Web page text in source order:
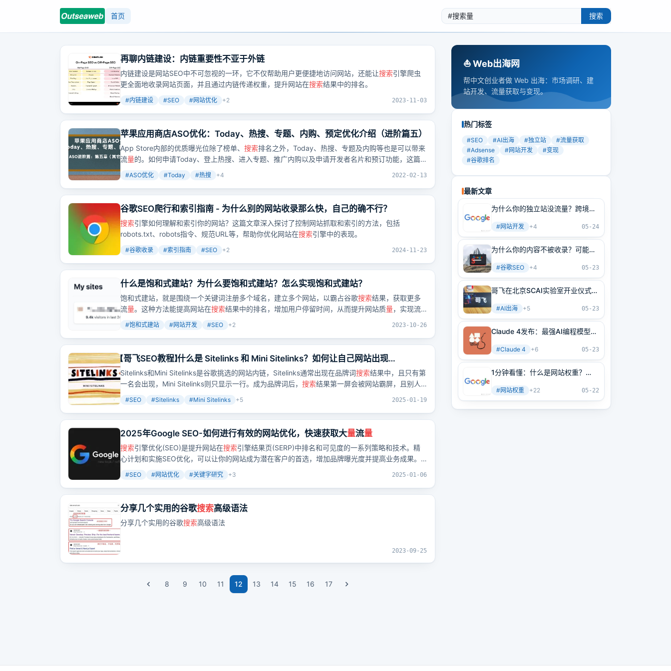
首页 搜索
再聊内链建设：内链重要性不亚于外链
内链建设是网站SEO中不可忽视的一环，它不仅帮助用户更便捷地访问网站，还能让搜索引擎爬虫
更全面地收录网站页面，并且通过内链传递权重，提升网站在搜索结果中的排名。
#内链建设 #SEO #网站优化 +2 2023-11-03
苹果应用商店ASO优化：Today、热搜、专题、内购、预定优化介绍（进阶篇五）
App Store内部的优质曝光位除了榜单、 搜索排名之外，Today、热搜、专题及内购等也是可以带来
流量的。如何申请Today、登上热搜、进入专题、推广内购以及申请开发者名片和预订功能，这篇
文章都给出了详细的指导和建议。
#ASO优化 #Today #热搜 +4 2022-02-13
谷歌SEO爬行和索引指南 - 为什么别的网站收录那么快，自己的确不行？
搜索引擎如何理解和索引你的网站？这篇文章深入探讨了控制网站抓取和索引的方法，包括
robots.txt、robots指令、规范URL等，帮助你优化网站在搜索引擎中的表现。
#谷歌收录 #索引指南 #SEO +2 2024-11-23
什么是饱和式建站？为什么要饱和式建站？怎么实现饱和式建站？
饱和式建站，就是围绕一个关键词注册多个域名，建立多个网站，以霸占谷歌搜索结果，获取更多
流量。这种方法能提高网站在搜索结果中的排名，增加用户停留时间，从而提升网站质量，实现流
和订单的增长。
#饱和式建站 #网站开发 #SEO +2 2023-10-26
【哥飞SEO教程】什么是 Sitelinks 和 Mini Sitelinks？如何让自己网站出现
Sitelinks？
Sitelinks和Mini Sitelinks是谷歌挑选的网站内链，Sitelinks通常出现在品牌词搜索结果中，且只有第
一名会出现，Mini Sitelinks则只显示一行。成为品牌词后， 搜索结果第一屏会被网站霸屏，且别人
#SEO #Sitelinks #Mini Sitelinks +5 2025-01-19
2025年Google SEO-如何进行有效的网站优化，快速获取大量流量
搜索引擎优化(SEO)是提升网站在搜索引擎结果页(SERP)中排名和可见度的一系列策略和技术。精
心计划和实施SEO优化，可以让你的网站成为潜在客户的首选，增加品牌曝光度并提高业务成果。
那么，如何通过SEO优化快速获取大
#SEO #网站优化 #关键字研究 +3 2025-01-06
分享几个实用的谷歌搜索高级语法
分享几个实用的谷歌搜索高级语法
2023-09-25
8 9 10 11 12 13 14 15 16 17
⛵️ Web出海网
帮中文创业者做 Web 出海：市场调研、建
站开发、流量获取与变现。
热门标签
#SEO #AI出海 #独立站 #流量获取
#Adsense #网站开发 #变现
#谷歌排名
最新文章
为什么你的独立站没流量？跨境卖
#网站开发 +4 05-24
为什么你的内容不被收录？可能是
方法
#谷歌SEO +4 05-23
哥飞在北京SCAI实验室开业仪式上
#AI出海 +5 05-23
Claude 4发布：最强AI编程模型
#Claude 4 +6 05-23
1分钟看懂：什么是网站权重？
南（原创不易）
#网站权重 +22 05-22